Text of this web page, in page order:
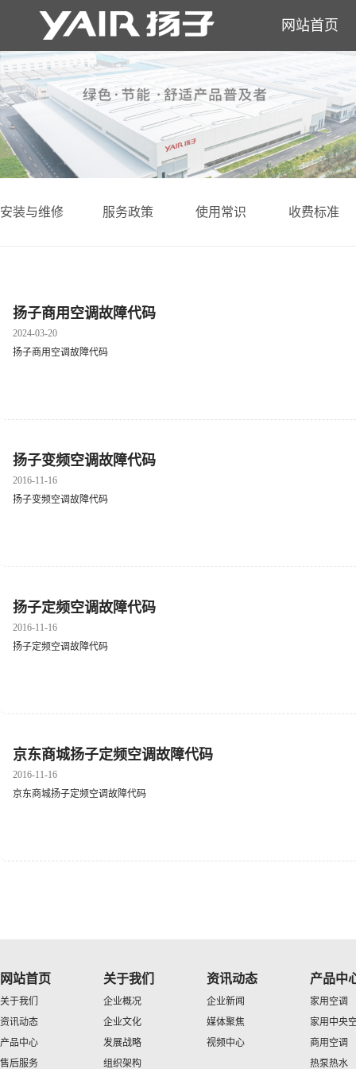
网站首页
安装与维修 服务政策 使用常识 收费标准
扬子商用空调故障代码
2024-03-20
扬子商用空调故障代码
扬子变频空调故障代码
2016-11-16
扬子变频空调故障代码
扬子定频空调故障代码
2016-11-16
扬子定频空调故障代码
京东商城扬子定频空调故障代码
2016-11-16
京东商城扬子定频空调故障代码
网站首页
关于我们
资讯动态
产品中心
售后服务
关于我们
企业概况
企业文化
发展战略
组织架构
资讯动态
企业新闻
媒体聚焦
视频中心
产品中
家用空调
家用中央
商用空调
热泵热水